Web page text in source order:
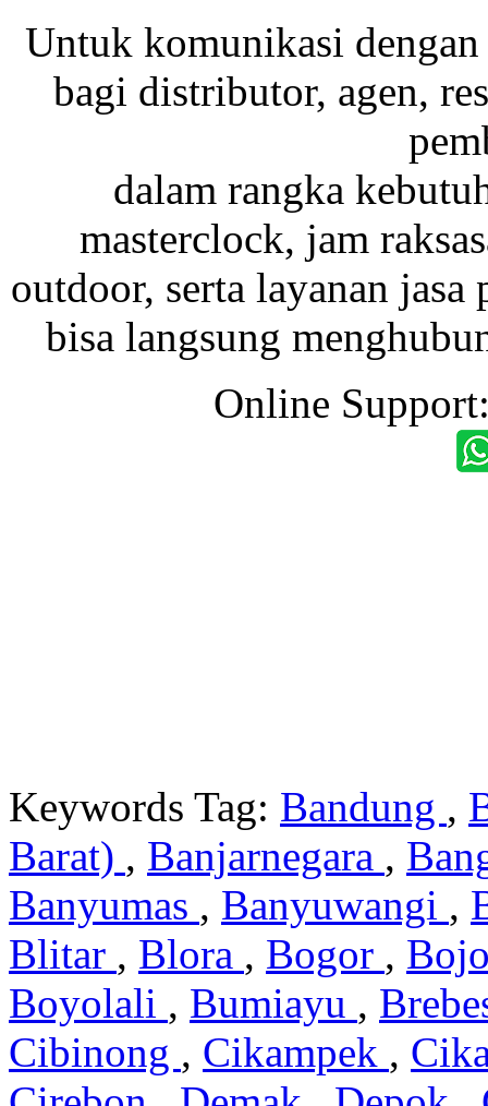
Untuk komunikasi dengan
bagi distributor, agen,
dalam rangka
masterclock, jam
outdoor, serta layanan
bisa langsung
Online
Keywords Tag: Bandung ,
Barat) , Banjarnegara ,
Banyumas , Banyuwangi ,
Blitar , Blora , Bogor ,
Boyolali , Bumiayu ,
Cibinong , Cikampek ,